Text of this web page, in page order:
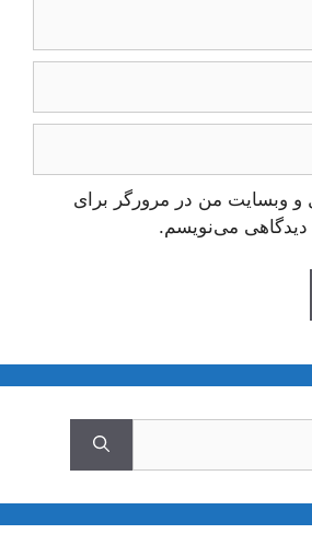
و وبسایت من در مرورگر برای
دیدگاهی می‌نویسم.